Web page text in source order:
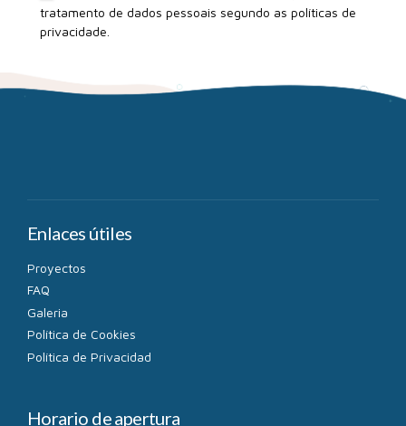
tratamento de dados pessoais segundo as políticas de
privacidade
Enlaces útiles
Proyectos
FAQ
Galeria
Política de Cookies
Política de Privacidad
Horario de apertura